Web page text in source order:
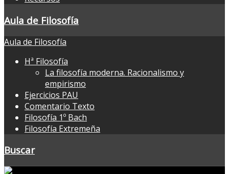
Aula de Filosofía
Aula de Filosofía
Hª Filosofía
La filosofía moderna. Racionalismo y
empirismo
Ejercicios PAU
Comentario Texto
Filosofía 1º Bach
Filosofía Extremeña
Buscar